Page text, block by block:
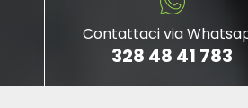
Contattaci via
328 48 41 783